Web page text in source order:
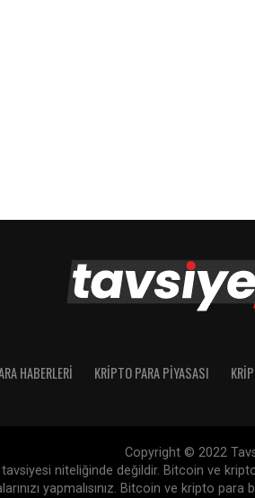
HABERLERI KRIPTO PARA PIYASASI
Copyright © 2022
niteliğinde değildir. Bitcoin ve
yapmalısınız. Bitcoin ve kripto para